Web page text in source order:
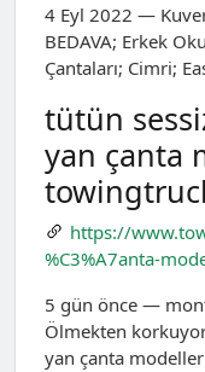
4 Eyl 2022 —
BEDAVA; Erkek
Çantaları; Cimri;
tütün
yan çanta
https://
%C3%A7anta-
5 gün önce —
Ölmekten
yan çanta